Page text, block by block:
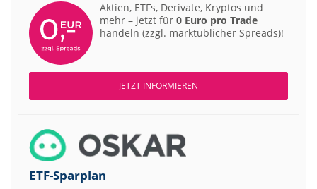
Aktien, ETFs, Derivate, Kryptos und
mehr – jetzt für 0 Euro pro Trade
handeln (zzgl. marktüblicher Spreads)!
JETZT INFORMIEREN
ETF-Sparplan